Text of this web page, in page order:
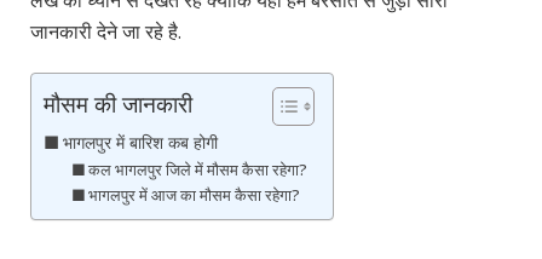
जानकारी देने जा रहे है.
मौसम की जानकारी
भागलपुर में बारिश कब होगी
कल भागलपुर जिले में मौसम कैसा रहेगा?
भागलपुर में आज का मौसम कैसा रहेगा?